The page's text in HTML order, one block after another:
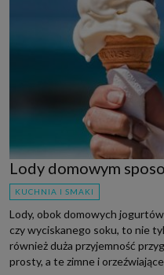
Lody domowym
KUCHNIA I SMAKI
Lody, obok domowych
czy wyciskanego soku, to nie
również duża przyjemność
prosty, a te zimne i